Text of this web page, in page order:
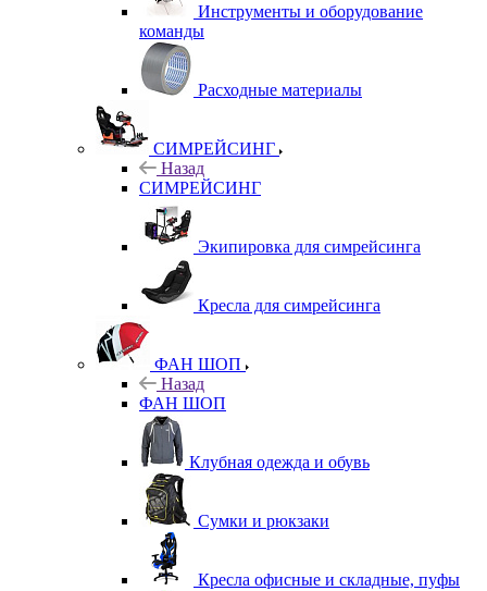
Инструменты и оборудование
команды
Расходные материалы
СИМРЕЙСИНГ
Назад
СИМРЕЙСИНГ
Экипировка для симрейсинга
Кресла для симрейсинга
ФАН ШОП
Назад
ФАН ШОП
Клубная одежда и обувь
Сумки и рюкзаки
Кресла офисные и складные, пуфы